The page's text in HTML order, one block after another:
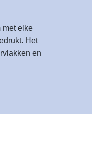
met elke
Het
en